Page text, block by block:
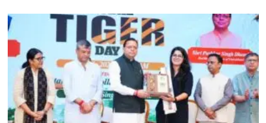
प्रदेशभर
स्वतंत्रता
का
हो
भव्य
आयोजनः
मुख्य